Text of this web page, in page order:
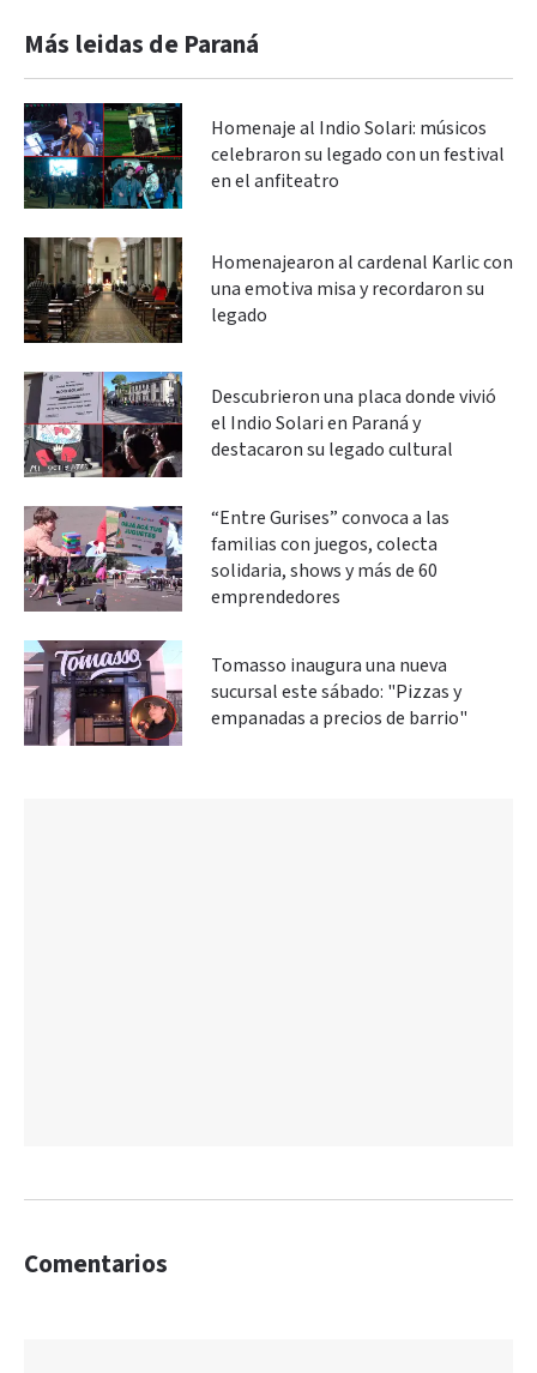
Más leidas de Paraná
Homenaje al Indio Solari: músicos
celebraron su legado con un festival
en el anfiteatro
Homenajearon al cardenal Karlic con
una emotiva misa y recordaron su
legado
Descubrieron una placa donde vivió
el Indio Solari en Paraná y
destacaron su legado cultural
“Entre Gurises” convoca a las
familias con juegos, colecta
solidaria, shows y más de 60
emprendedores
Tomasso inaugura una nueva
sucursal este sábado: "Pizzas y
empanadas a precios de barrio"
Comentarios